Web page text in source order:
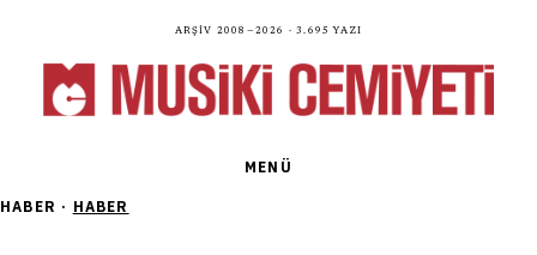
Arşiv 2008—2026 · 3.695 yazı
MENÜ
HABER · HABER